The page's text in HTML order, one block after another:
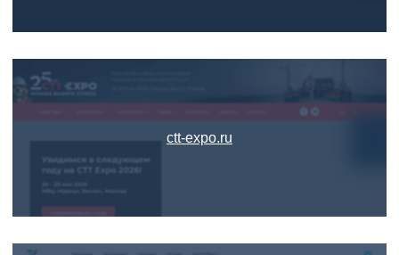
ctt-expo.ru